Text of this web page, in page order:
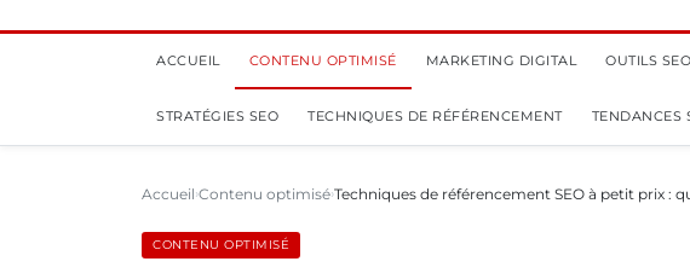
ACCUEIL CONTENU OPTIMISÉ MARKETING DIGITAL OUTILS SEO
STRATÉGIES SEO TECHNIQUES DE RÉFÉRENCEMENT TENDANCES
Accueil Contenu optimisé Techniques de référencement SEO à petit prix :
CONTENU OPTIMISÉ